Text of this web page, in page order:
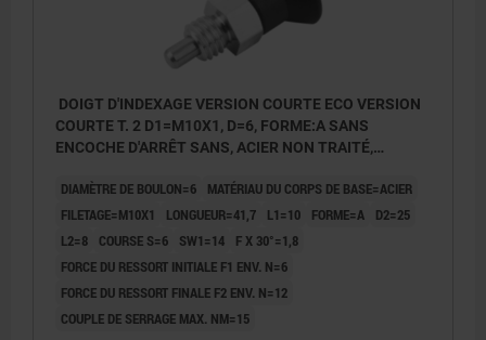
DOIGT D'INDEXAGE VERSION COURTE ECO VERSION
COURTE T. 2 D1=M10X1, D=6, FORME:A SANS
ENCOCHE D'ARRÊT SANS, ACIER NON TRAITÉ,
DIAMÈTRE DE BOULON=6
MATÉRIAU DU CORPS DE BASE=ACIER
FILETAGE=M10X1
LONGUEUR=41,7 L1=10 FORME=A
D2=25
L2=8
COURSE S=6 SW1=14
F X 30°=1,8
FORCE DU RESSORT INITIALE F1 ENV. N=6
FORCE DU RESSORT FINALE F2 ENV. N=12
COUPLE DE SERRAGE MAX. NM=15